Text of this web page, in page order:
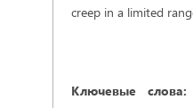
creep in a limited
Ключевые слова: